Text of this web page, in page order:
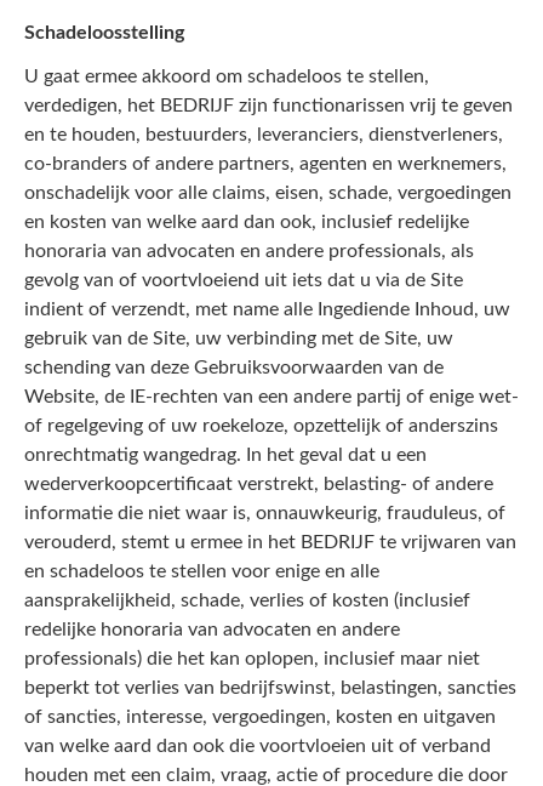
Schadeloosstelling
U gaat ermee akkoord om schadeloos te stellen,
verdedigen, het BEDRIJF zijn functionarissen vrij te geven
en te houden, bestuurders, leveranciers, dienstverleners,
co-branders of andere partners, agenten en werknemers,
onschadelijk voor alle claims, eisen, schade, vergoedingen
en kosten van welke aard dan ook, inclusief redelijke
honoraria van advocaten en andere professionals, als
gevolg van of voortvloeiend uit iets dat u via de Site
indient of verzendt, met name alle Ingediende Inhoud, uw
gebruik van de Site, uw verbinding met de Site, uw
schending van deze Gebruiksvoorwaarden van de
Website, de IE-rechten van een andere partij of enige wet-
of regelgeving of uw roekeloze, opzettelijk of anderszins
onrechtmatig wangedrag. In het geval dat u een
wederverkoopcertificaat verstrekt, belasting- of andere
informatie die niet waar is, onnauwkeurig, frauduleus, of
verouderd, stemt u ermee in het BEDRIJF te vrijwaren van
en schadeloos te stellen voor enige en alle
aansprakelijkheid, schade, verlies of kosten (inclusief
redelijke honoraria van advocaten en andere
professionals) die het kan oplopen, inclusief maar niet
beperkt tot verlies van bedrijfswinst, belastingen, sancties
of sancties, interesse, vergoedingen, kosten en uitgaven
van welke aard dan ook die voortvloeien uit of verband
houden met een claim, vraag, actie of procedure die door